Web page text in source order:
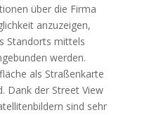
über die Firma
anzuzeigen,
Standorts mittels
werden.
als Straßenkarte
Dank der Street View
sind sehr